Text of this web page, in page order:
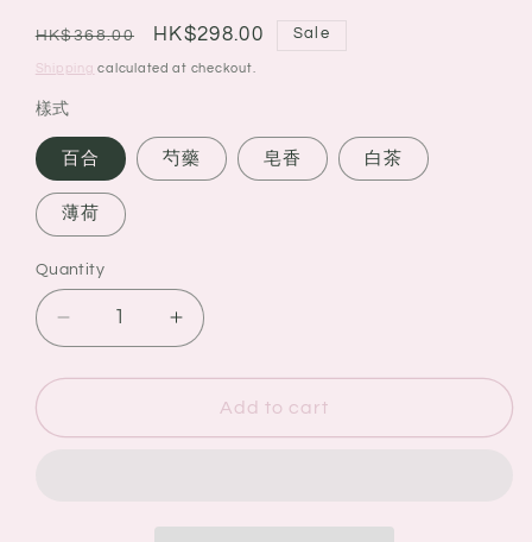
Regular
price
HK$368.00
Sale
price
HK$298.00 Sale
Shipping calculated at checkout.
樣式
百合 芍藥 皂香 白茶
薄荷
Quantity
Quantity
Decrease
quantity
for
本
Increase
quantity
for
本
體
Add to cart